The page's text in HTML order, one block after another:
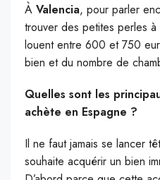
À Valencia, pour parler
trouver des petites perles
louent entre 600 et 750
bien et du nombre de
Quelles sont les
achète en Espagne ?
Il ne faut jamais se lancer
souhaite acquérir un bien